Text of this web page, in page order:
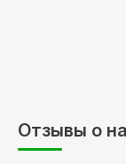
Отзывы о